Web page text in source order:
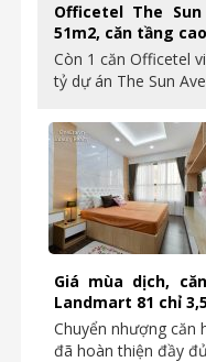
Officetel The
51m2, căn tầng
Còn 1 căn Officetel
tỷ dự án The Sun
Giá mùa dịch,
Landmart 81 chỉ
Chuyển nhượng căn
đã hoàn thiện đầy